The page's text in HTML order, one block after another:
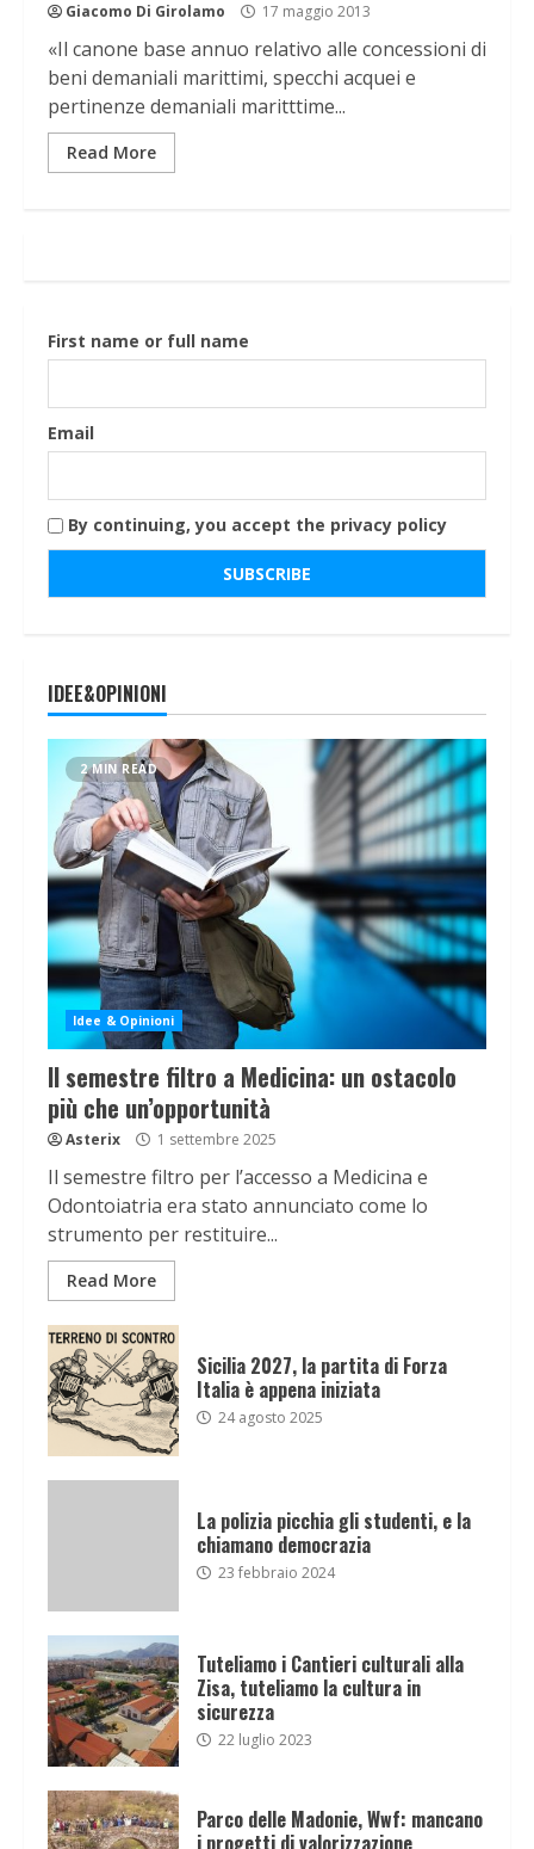
Giacomo Di Girolamo 17 maggio 2013
«Il canone base annuo relativo alle concessioni di
beni demaniali marittimi, specchi acquei e
pertinenze demaniali maritttime...
Read More
First name or full name
Email
By continuing, you accept the privacy policy
IDEE&OPINIONI
2 MIN READ
Idee & Opinioni
Il semestre filtro a Medicina: un ostacolo
più che un’opportunità
Asterix 1 settembre 2025
Il semestre filtro per l’accesso a Medicina e
Odontoiatria era stato annunciato come lo
strumento per restituire...
Read More
Sicilia 2027, la partita di Forza
Italia è appena iniziata
24 agosto 2025
La polizia picchia gli studenti, e la
chiamano democrazia
23 febbraio 2024
Tuteliamo i Cantieri culturali alla
Zisa, tuteliamo la cultura in
sicurezza
22 luglio 2023
Parco delle Madonie, Wwf: mancano
i progetti di valorizzazione